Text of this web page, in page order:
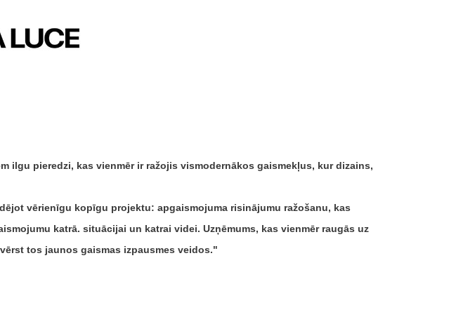
ilgu pieredzi, kas vienmēr ir ražojis vismodernākos gaismekļus, kur dizains,
vērienīgu kopīgu projektu: apgaismojuma risinājumu ražošanu, kas
katrā. situācijai un katrai videi. Uzņēmums, kas vienmēr raugās uz
tos jaunos gaismas izpausmes veidos.